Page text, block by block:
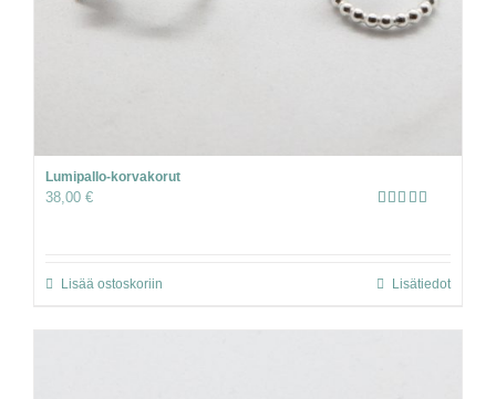
Lumipallo-korvakorut
38,00 €
Lisää ostoskoriin Lisätiedot